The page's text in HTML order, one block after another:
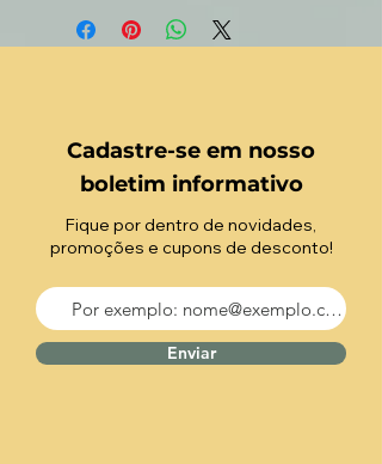
Cadastre-se em nosso
boletim informativo
Fique por dentro de novidades,
promoções e cupons de desconto!
Enviar